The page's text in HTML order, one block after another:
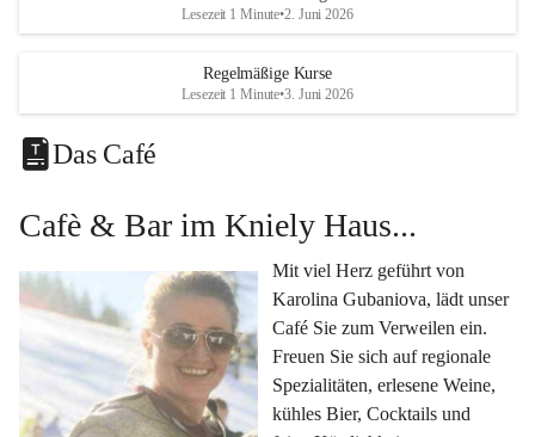
alles für Ihre perfekte Veranstaltung.
Seminare & Workshops, Hochzeiten &
Familienfeiern, Tagungen, Kulturevents oder Kundenevents
– bei uns finden Sie den passenden Rahmen für Ihre Ideen.
Lassen Sie sich von Karolina Gubaniova mit regionalen
Spezialitäten, edlen Weinen und kleinen Köstlichkeiten
verwöhnen.
Fragen oder Anfragen?
Kontaktieren Sie uns gerne per Mail
l.kohlmaier@leutschach-weinstrasse.gv.at
oder
+4334547060223
Lesezeit 1 Minute•2. Juni 2026
Regelmäßige Kurse
Lesezeit 1 Minute•3. Juni 2026
Das Café
Cafè & Bar im Kniely Haus...
Mit viel Herz geführt von
Karolina Gubaniova, lädt unser
Café Sie zum Verweilen ein.
Freuen Sie sich auf regionale
Spezialitäten, erlesene Weine,
kühles Bier, Cocktails und